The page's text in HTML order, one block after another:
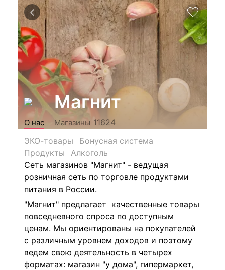
Магнит
О нас Магазины 11624
ЭКО-товары
Бонусная система
Продукты
Алкоголь
Сеть магазинов "Магнит" - ведущая
розничная сеть по торговле продуктами
питания в России.
"Магнит" предлагает качественные товары
повседневного спроса по доступным
ценам. Мы ориентированы на покупателей
с различным уровнем доходов и поэтому
ведем свою деятельность в четырех
форматах: магазин "у дома", гипермаркет,